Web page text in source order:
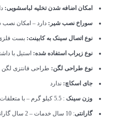
امکان اضافه شدن تخلیه لباسشویی:
سوراخ نصب شیر: دارد – امکان نصب
نوع اتصال سینک به کابینت: بست
نوع زیراب استفاده شده: استیل با
نوع طراحی لگن: طراحی فانتزی لگن
جای اسکاچ: ندارد
وزن سینک : 5.5 کیلو گرم – با متعلقات 10 کیلو گرم
گارانتی: 10 سال خدمات – 2 سال گارانتی